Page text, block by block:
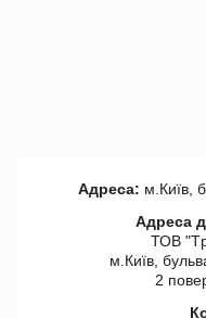
Адреса: м.Київ,
Адреса
ТОВ
м.Київ,
2